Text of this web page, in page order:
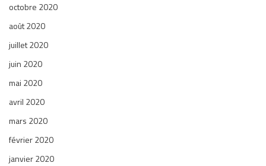
octobre 2020
août 2020
juillet 2020
juin 2020
mai 2020
avril 2020
mars 2020
février 2020
janvier 2020